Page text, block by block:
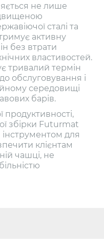
не лише
сталі та
активну
без втрати
властивостей.
тривалий термін
обслуговування і
середовищі
барів.
збірки Futurmat
інструментом для
клієнтам
чашці, не